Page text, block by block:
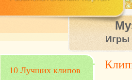
Игры
10 Лучших клипов